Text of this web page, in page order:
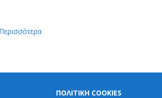
Περισσότερα
ΠΟΛΙΤΙΚΗ COOKIES